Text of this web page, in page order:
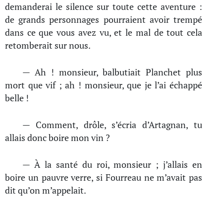
demanderai le silence sur toute cette aventure :
de grands personnages pourraient avoir trempé
dans ce que vous avez vu, et le mal de tout cela
retomberait sur nous.
— Ah ! monsieur, balbutiait Planchet plus
mort que vif ; ah ! monsieur, que je l’ai échappé
belle !
— Comment, drôle, s’écria d’Artagnan, tu
allais donc boire mon vin ?
— À la santé du roi, monsieur ; j’allais en
boire un pauvre verre, si Fourreau ne m’avait pas
dit qu’on m’appelait.